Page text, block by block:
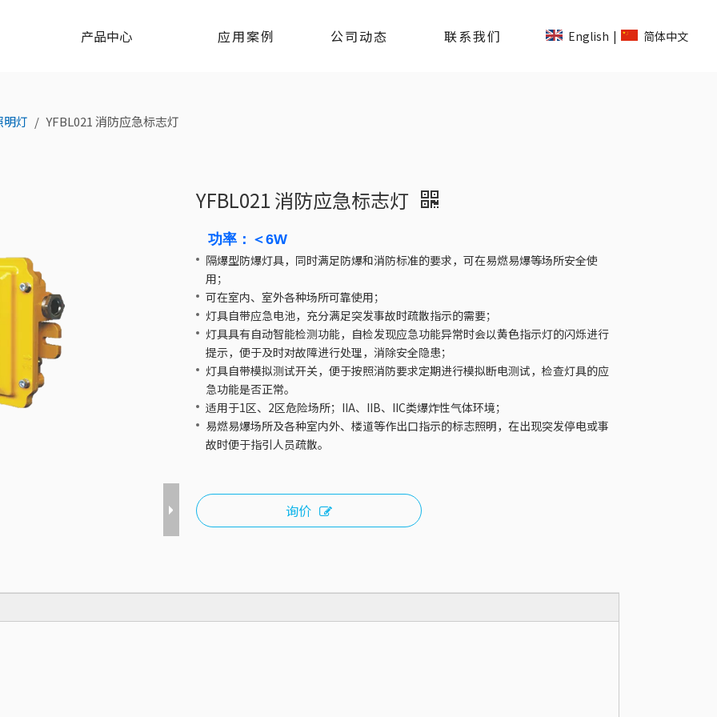
产品中心 应用案例 公司动态 联系我们 English | 简体中文
明灯 / YFBL021 消防应急标志灯
YFBL021 消防应急标志灯
功率：＜6W
隔爆型防爆灯具，同时满足防爆和消防标准的要求，可在易燃易爆等场所安全使
用；
可在室内、室外各种场所可靠使用；
灯具自带应急电池，充分满足突发事故时疏散指示的需要；
灯具具有自动智能检测功能，自检发现应急功能异常时会以黄色指示灯的闪烁进行
提示，便于及时对故障进行处理，消除安全隐患；
灯具自带模拟测试开关，便于按照消防要求定期进行模拟断电测试，检查灯具的应
急功能是否正常。
适用于1区、2区危险场所；IIA、IIB、IIC类爆炸性气体环境；
易燃易爆场所及各种室内外、楼道等作出口指示的标志照明，在出现突发停电或事
故时便于指引人员疏散。
询价